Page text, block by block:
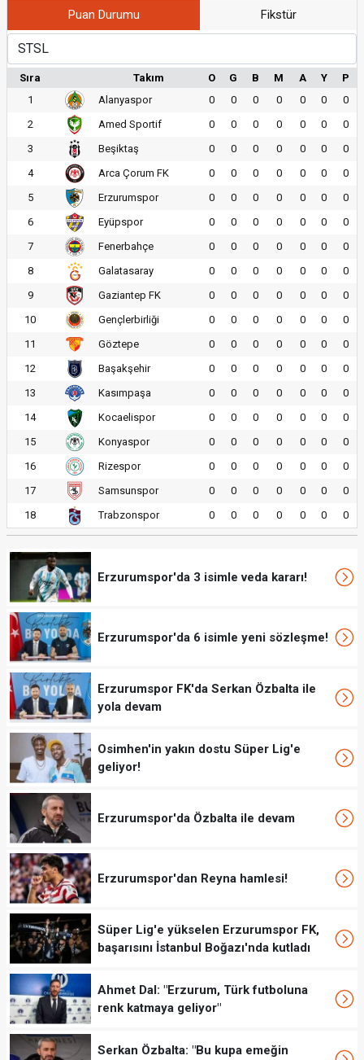
Puan Durumu Fikstür
Sıra Takım O G B M A Y
P
1
Alanyaspor 0 0 0 0 0 0
0
2
Amed Sportif 0 0 0 0 0 0
0
3
Beşiktaş 0 0 0 0 0 0
0
4
Arca Çorum FK 0 0 0 0 0 0
0
5
Erzurumspor 0 0 0 0 0 0
0
6
Eyüpspor 0 0 0 0 0 0
0
7
Fenerbahçe 0 0 0 0 0 0
0
8
Galatasaray 0 0 0 0 0 0
0
9
Gaziantep FK 0 0 0 0 0 0
0
10
Gençlerbirliği 0 0 0 0 0 0
0
11
Göztepe 0 0 0 0 0 0
0
12
Başakşehir 0 0 0 0 0 0
0
13
Kasımpaşa 0 0 0 0 0 0
0
14
Kocaelispor 0 0 0 0 0 0
0
15
Konyaspor 0 0 0 0 0 0
0
16
Rizespor 0 0 0 0 0 0
0
17
Samsunspor 0 0 0 0 0 0
0
18
Trabzonspor 0 0 0 0 0 0 0
Erzurumspor'da 3 isimle veda kararı!
Erzurumspor'da 6 isimle yeni sözleşme!
Erzurumspor FK'da Serkan Özbalta ile
yola devam
Osimhen'in yakın dostu Süper Lig'e
geliyor!
Erzurumspor'da Özbalta ile devam
Erzurumspor'dan Reyna hamlesi!
Süper Lig'e yükselen Erzurumspor FK,
başarısını İstanbul Boğazı'nda kutladı
Ahmet Dal: "Erzurum, Türk futboluna
renk katmaya geliyor"
Serkan Özbalta: "Bu kupa emeğin